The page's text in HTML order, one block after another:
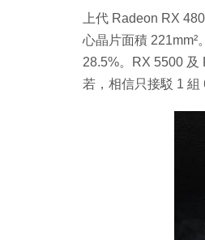
上代 Radeon RX
心晶片面積 221mm²
28.5%。RX 5500 及
若，相信只接駁 1 組